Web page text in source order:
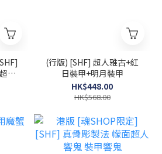
人
(行版) [SHF] 超人雅古+紅
日裝甲+明月裝甲
HK$448.00
HK$568.00